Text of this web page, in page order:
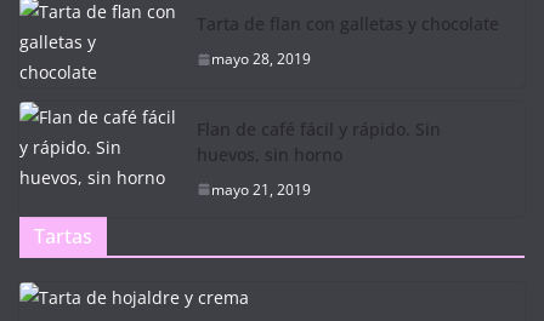
Tarta de flan con galletas y chocolate
mayo 28, 2019
Flan de café fácil y rápido. Sin
huevos, sin horno
mayo 21, 2019
Tartas